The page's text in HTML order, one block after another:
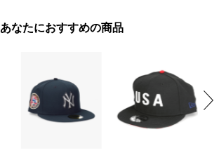
あなたにおすすめの商品